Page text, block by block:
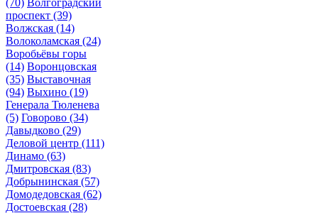
проспект (39)
Волжская (14)
Волоколамская (24)
Воробьёвы горы
(14) Воронцовская
(35) Выставочная
(94) Выхино (19)
Генерала Тюленева
(5) Говорово (34)
Давыдково (29)
Деловой центр (111)
Динамо (63)
Дмитровская (83)
Добрынинская (57)
Домодедовская (62)
Достоевская (28)